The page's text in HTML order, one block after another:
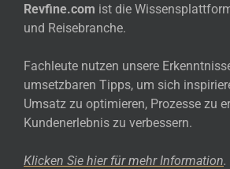
Revfine.com ist die
und Reisebranche.
Fachleute nutzen unsere
umsetzbaren Tipps, um sich
Umsatz zu optimieren, Prozesse zu
Kundenerlebnis zu verbessern.
Klicken Sie hier für mehr Information.